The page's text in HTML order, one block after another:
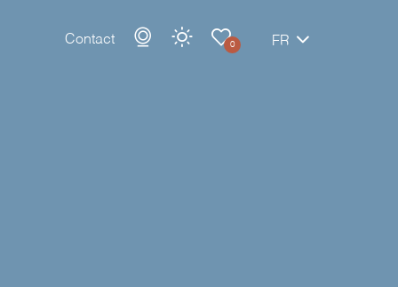
Contact 0 FR